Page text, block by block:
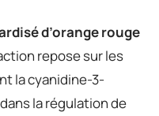
d’orange rouge
repose sur les
la cyanidine-3-
la régulation de